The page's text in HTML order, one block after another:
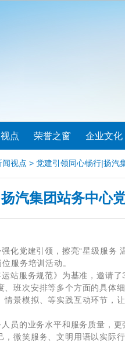
点 荣誉之窗 企业文化
闻视点 > 党建引领同心畅行|扬汽
汽集团站务中心
化党建引领，擦亮“星级服务
服务培训活动。
站服务规范》为基准，邀请
、班次安排等多个方面的具体
情景模拟、等实践互动环节，
员的业务水平和服务质量，
，微笑服务、文明用语以实际